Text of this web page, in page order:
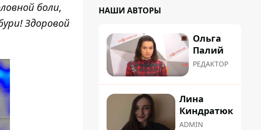
боли,
Здоровой
НАШИ АВТОРЫ
Ольга
Палий
РЕДАКТОР
Лина
Киндратюк
ADMIN